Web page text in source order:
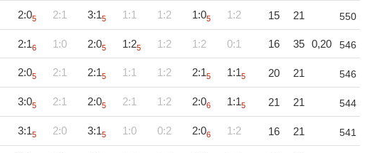
2:05 2:1 3:15 1:1 1:2 1:05 1:2 15 21 550
2:16 1:0 2:05 1:25 1:2 1:2 0:1 16 35 0,20 546
2:05 2:1 2:15 1:1 1:2 2:15 1:15 20 21 546
3:05 2:1 2:05 2:1 1:2 2:06 1:15 21 21 544
3:15 2:0 3:15 1:0 0:2 2:06 1:2 16 21 541